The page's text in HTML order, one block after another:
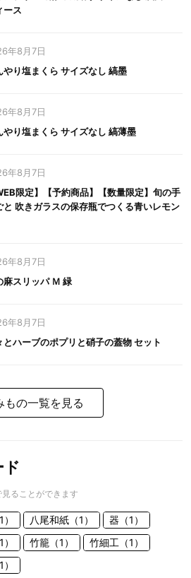
ース
年8月7日
やり塩まくら サイズなし 縞墨
年8月7日
やり塩まくら サイズなし 縞薄墨
年8月7日
限定】【予約商品】【数量限定】旬の手
と 吹きガラスの保存瓶でつくる青いレモン
年8月7日
麻スリッパ Ｍ 緑
年8月7日
とハーブのポプリと硝子の蓋物 セット
もの一覧を見る
ド
ることができます
八尾和紙（1）
器（1）
竹籠（1）
竹細工（1）